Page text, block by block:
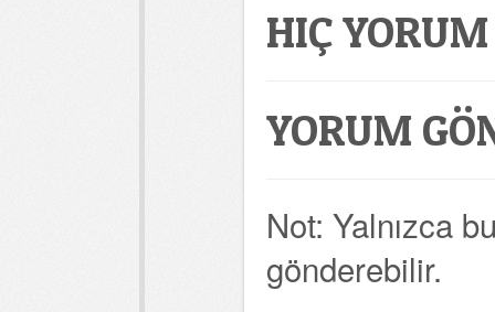
HIÇ
YORUM
Not: Yalnızca
gönderebilir.